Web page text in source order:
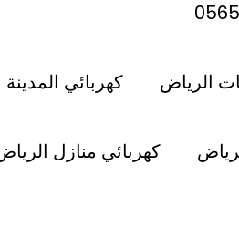
الرياض كهربائي المدينة
كهربائي منازل
حي
البحث